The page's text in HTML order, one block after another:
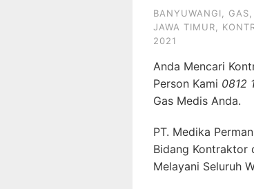
BANYUWANGI GAS
JAWA TIMUR
2021
Anda Mencari
Person Kami 0812
Gas Medis Anda.
PT. Medika
Bidang Kontraktor
Melayani Seluruh